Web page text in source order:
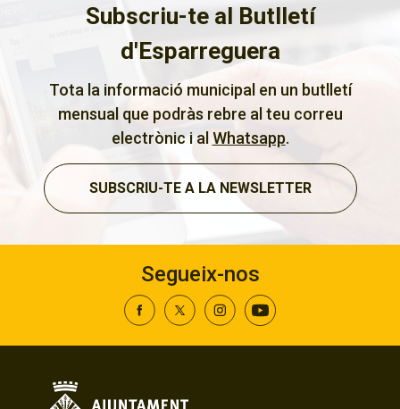
Subscriu-te al Butlletí
d'Esparreguera
Tota la informació municipal en un butlletí
mensual que podràs rebre al teu correu
electrònic i al Whatsapp.
SUBSCRIU-TE A LA NEWSLETTER
Segueix-nos